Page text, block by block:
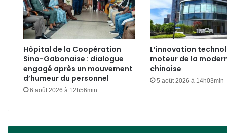
Hôpital de la Coopération
Sino-Gabonaise : dialogue
engagé après un mouvement
d’humeur du personnel
6 août 2026 à 12h56min
L’innovation
moteur de la
chinoise
5 août 2026 à 14h03min